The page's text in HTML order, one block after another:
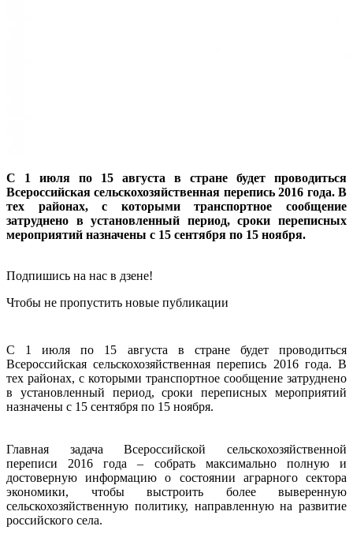
С 1 июля по 15 августа в стране будет проводиться
Всероссийская сельскохозяйственная перепись 2016 года. В
тех районах, с которыми транспортное сообщение
затруднено в установленный период, сроки переписных
мероприятий назначены с 15 сентября по 15 ноября.
Подпишись на нас в дзене!
Чтобы не пропустить новые публикации
С 1 июля по 15 августа в стране будет проводиться
Всероссийская сельскохозяйственная перепись 2016 года. В
тех районах, с которыми транспортное сообщение затруднено
в установленный период, сроки переписных мероприятий
назначены с 15 сентября по 15 ноября.
Главная задача Всероссийской сельскохозяйственной
переписи 2016 года – собрать максимально полную и
достоверную информацию о состоянии аграрного сектора
экономики, чтобы выстроить более выверенную
сельскохозяйственную политику, направленную на развитие
российского села.